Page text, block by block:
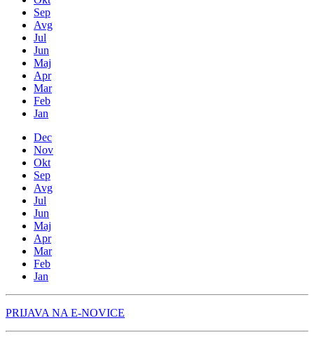
Sep
Avg
Jul
Jun
Maj
Apr
Mar
Feb
Jan
Dec
Nov
Okt
Sep
Avg
Jul
Jun
Maj
Apr
Mar
Feb
Jan
PRIJAVA NA E-NOVICE